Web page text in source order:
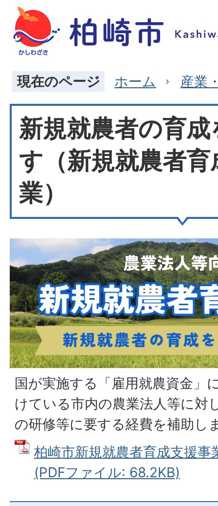
現在のページ ホーム 産業
新規就農者の育
す（新規就農者育
業）
国が実施する「雇用就農資金」
けている市内の農業法人等に対
の研修等に要する経費を補助し
柏崎市新規就農者育成支援事
(PDFファイル: 68.2KB)